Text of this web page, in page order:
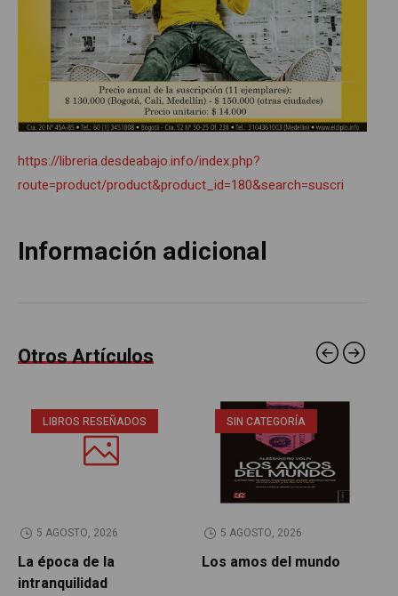
https://libreria.desdeabajo.info/index.php?
route=product/product&product_id=180&search=suscri
Información adicional
Otros Artículos
LIBROS RESEÑADOS
5 AGOSTO, 2026
La época de la
intranquilidad
SIN CATEGORÍA
5 AGOSTO, 2026
Los amos del mundo